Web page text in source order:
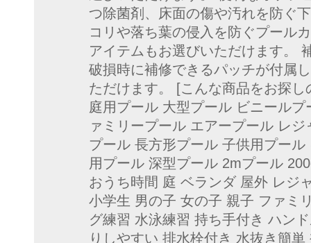
つ除菌剤、床面の傷や汚れを防ぐ
コリや落ち葉の侵入を防ぐプール
アイテムもお選びいただけます。
破損時に補修できるパッチが付属
ただけます。 [こんな商品をお探
庭用プール 大型プール ビニール
ァミリープール エアープール レ
プール 長方形プール 子供用プー
用プール 深型プール 2mプール
おうち時間 庭 ベランダ 屋外 レジ
小学生 男の子 女の子 親子 ファミ
グ練習 水泳練習 持ち手付き ハン
りしやすい 排水栓付き 水抜き簡